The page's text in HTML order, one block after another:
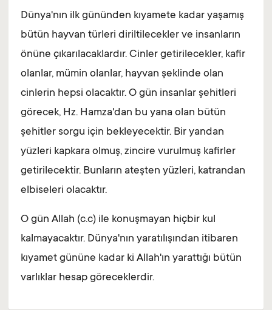
Dünya'nın ilk gününden kıyamete kadar yaşamış
bütün hayvan türleri diriltilecekler ve insanların
önüne çıkarılacaklardır. Cinler getirilecekler, kafir
olanlar, mümin olanlar, hayvan şeklinde olan
cinlerin hepsi olacaktır. O gün insanlar şehitleri
görecek, Hz. Hamza'dan bu yana olan bütün
şehitler sorgu için bekleyecektir. Bir yandan
yüzleri kapkara olmuş, zincire vurulmuş kafirler
getirilecektir. Bunların ateşten yüzleri, katrandan
elbiseleri olacaktır.
O gün Allah (c.c) ile konuşmayan hiçbir kul
kalmayacaktır. Dünya'nın yaratılışından itibaren
kıyamet gününe kadar ki Allah'ın yarattığı bütün
varlıklar hesap göreceklerdir.